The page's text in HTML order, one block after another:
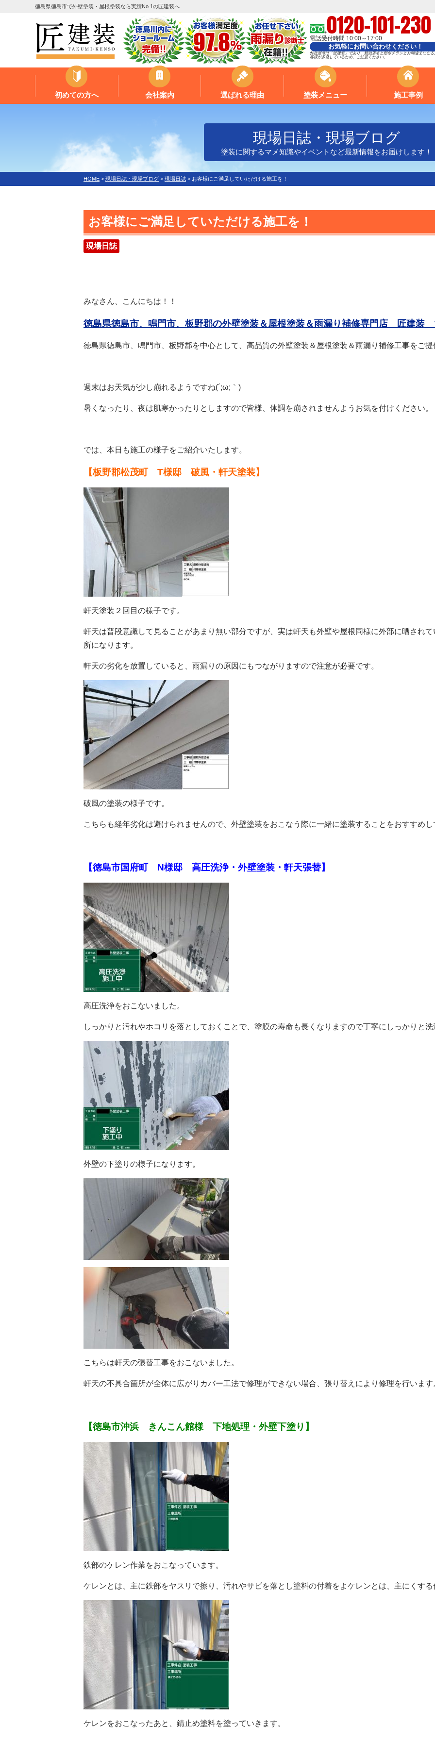
徳島県徳島市で外壁塗装・屋根塗装なら実績No.1の匠建装へ
0120-101-230
電話受付時間 10:00～17:00
お気軽にお問い合わせください！
弊社屋号は「匠建装」であり、類似店名と類似チラシとお間違えになる
客様が多発しているため、ご注意ください。
初めての方へ 会社案内 選ばれる理由 塗装メニュー 施工事例
現場日誌・現場ブログ
塗装に関するマメ知識やイベントなど最新情報をお届けします！
HOME > 現場日誌・現場ブログ > 現場日誌 > お客様にご満足していただける施工を！
お客様にご満足していただける施工を！
現場日誌
みなさん、こんにちは！！
徳島県徳島市、鳴門市、板野郡の外壁塗装＆屋根塗装＆雨漏り補修専門店 匠建装
徳島県徳島市、鳴門市、板野郡を中心として、高品質の外壁塗装＆屋根塗装＆雨漏り補修工事をご提
週末はお天気が少し崩れるようですね(´;ω;｀)
暑くなったり、夜は肌寒かったりとしますので皆様、体調を崩されませんようお気を付けください。
では、本日も施工の様子をご紹介いたします。
【板野郡松茂町 T様邸 破風・軒天塗装】
軒天塗装２回目の様子です。
軒天は普段意識して見ることがあまり無い部分ですが、実は軒天も外壁や屋根同様に外部に晒され
所になります。
軒天の劣化を放置していると、雨漏りの原因にもつながりますので注意が必要です。
破風の塗装の様子です。
こちらも経年劣化は避けられませんので、外壁塗装をおこなう際に一緒に塗装することをおすすめし
【徳島市国府町 N様邸 高圧洗浄・外壁塗装・軒天張替】
高圧洗浄をおこないました。
しっかりと汚れやホコリを落としておくことで、塗膜の寿命も長くなりますので丁寧にしっかりと洗
外壁の下塗りの様子になります。
こちらは軒天の張替工事をおこないました。
軒天の不具合箇所が全体に広がりカバー工法で修理ができない場合、張り替えにより修理を行います
【徳島市沖浜 きんこん館様 下地処理・外壁下塗り】
鉄部のケレン作業をおこなっています。
ケレンとは、主に鉄部をヤスリで擦り、汚れやサビを落とし塗料の付着をよケレンとは、主にくする
ケレンをおこなったあと、錆止め塗料を塗っていきます。